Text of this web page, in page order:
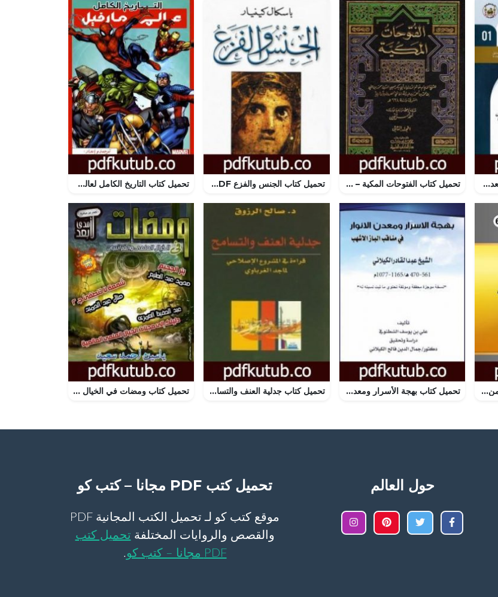
تحميل كتاب مجلة الدليل – العدد الأول: الإنسان والرؤية العقدية PDF تأليف مؤسسة الدليل للدراسات والبحوث العقدية مجانا [كامل] تحميل كتاب الفتوحات المكية – الجزء الثاني PDF تأليف محي الدين ابن عربي مجانا [كامل] تحميل كتاب الجنس والفزع PDF تأليف باسكال كينيار مجانا [كامل] تحميل كتاب التاريخ الكامل لعالم مارفل PDF تأليف إسلام عماد مجانا [كامل]
تحميل كتاب أبحاث ومقالات من قديم ما ألف وكتب – الجزء الأول PDF تأليف د. برهان زريق مجانا [كامل] تحميل كتاب بهجة الأسرار ومعدن الأنوار في مناقب الباز الأشهب – الشيخ عبد القادر الكيلاني PDF تأليف د. جمال الدين فالح الكيلاني مجانا [كامل] تحميل كتاب جدلية العنف والتسامح PDF تأليف ماجد الغرباوي مجانا [كامل] تحميل كتاب ومضات في الخيال العلمي والغرائبيات 14 PDF تأليف ياسين أحمد سعيد مجانا [كامل]
حول العالم تحميل كتب PDF مجانا – كتب كو
موقع كتب كو لـ تحميل الكتب المجانية PDF
والقصص والروايات المختلفة تحميل كتب
PDF مجانا – كتب كو
.